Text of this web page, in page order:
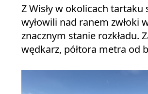
Z Wisły w okolicach tartaku
wyłowili nad ranem zwłoki
znacznym stanie rozkładu.
wędkarz, półtora metra od